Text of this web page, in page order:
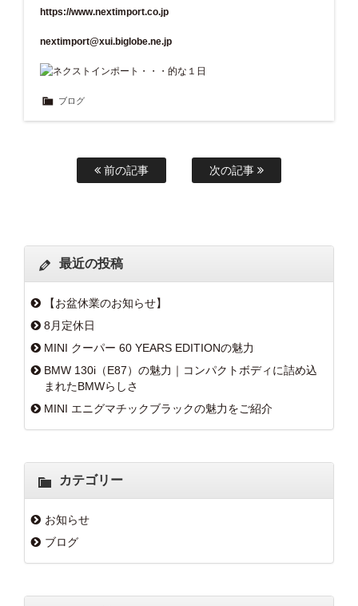
https://www.nextimport.co.jp
nextimport@xui.biglobe.ne.jp
ブログ
前の記事 次の記事
最近の投稿
【お盆休業のお知らせ】
8月定休日
MINI クーパー 60 YEARS EDITIONの魅力
BMW 130i（E87）の魅力｜コンパクトボディに詰め込
まれたBMWらしさ
MINI エニグマチックブラックの魅力をご紹介
カテゴリー
お知らせ
ブログ